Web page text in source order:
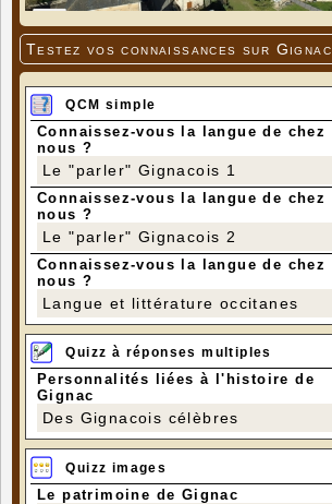
Testez vos connaissances sur Gignac
QCM simple
Connaissez-vous la langue de chez
nous ?
Le "parler" Gignacois 1
Connaissez-vous la langue de chez
nous ?
Le "parler" Gignacois 2
Connaissez-vous la langue de chez
nous ?
Langue et littérature occitanes
Quizz à réponses multiples
Personnalités liées à l'histoire de
Gignac
Des Gignacois célèbres
Quizz images
Le patrimoine de Gignac